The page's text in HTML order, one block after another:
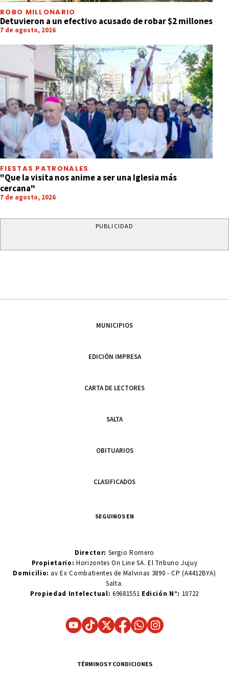
ROBO MILLONARIO
Detuvieron a un efectivo acusado de robar $2 millones
7 de agosto, 2026
FIESTAS PATRONALES
"Que la visita nos anime a ser una Iglesia más
cercana"
7 de agosto, 2026
PUBLICIDAD
MUNICIPIOS
EDICIÓN IMPRESA
CARTA DE LECTORES
SALTA
OBITUARIOS
CLASIFICADOS
SEGUINOS EN
Director: Sergio Romero
Propietario:Horizontes On Line SA. El Tribuno Jujuy
Domicilio: av Ex Combatientes de Malvinas 3890 - CP (A4412BYA)
Salta.
Propiedad Intelectual: 69681551 Edición N°: 10722
TÉRMINOS Y CONDICIONES